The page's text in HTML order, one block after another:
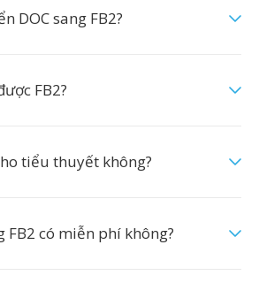
DOC sang FB2?
FB2?
tiểu thuyết không?
FB2 có miễn phí không?